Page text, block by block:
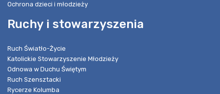
Ochrona dzieci i młodzieży
Ruchy i stowarzyszenia
Ruch Światło-Życie
Katolickie Stowarzyszenie Młodzieży
Odnowa w Duchu Świętym
Ruch Szensztacki
Rycerze Kolumba